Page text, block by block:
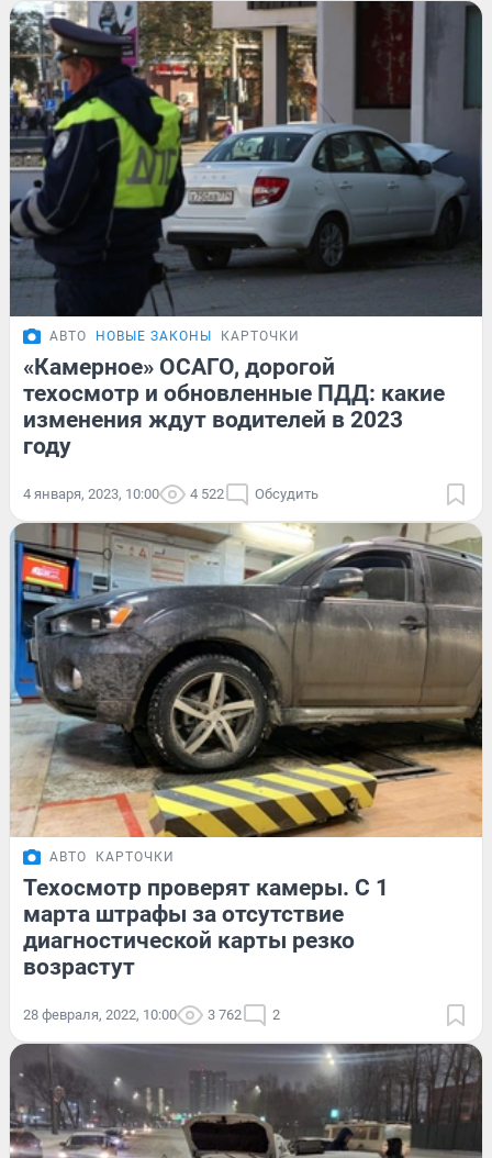
АВТО НОВЫЕ ЗАКОНЫ КАРТОЧКИ
«Камерное» ОСАГО, дорогой
техосмотр и обновленные ПДД: какие
изменения ждут водителей в 2023
году
4 января, 2023, 10:00 4 522 Обсудить
АВТО КАРТОЧКИ
Техосмотр проверят камеры. С 1
марта штрафы за отсутствие
диагностической карты резко
возрастут
28 февраля, 2022, 10:00 3 762 2